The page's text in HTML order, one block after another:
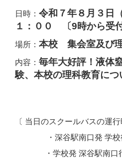
日時： 令和７年８月３日
１：００ 〔9時から受付
場所： 本校 集会室及び
内容： 毎年大好評！液体
験、本校の理科教育につ
〔 当日のスクールバスの運行
・深谷駅南口発 学校
・学校発 深谷駅南口